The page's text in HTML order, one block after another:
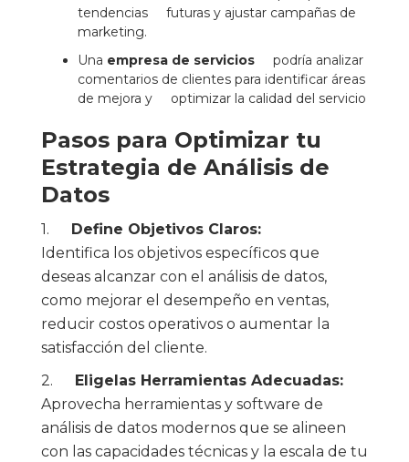
tendencias futuras y ajustar campañas de
marketing.
Una empresa de serviciospodría analizar
comentarios de clientes para identificar áreas
de mejora y optimizar la calidad del servicio
Pasos para Optimizar tu
Estrategia de Análisis de
Datos
1.
Define Objetivos Claros:
Identifica los objetivos específicos que
deseas alcanzar con el análisis de datos,
como mejorar el desempeño en ventas,
reducir costos operativos o aumentar la
satisfacción del cliente.
2.
Eligelas Herramientas Adecuadas:
Aprovecha herramientas y software de
análisis de datos modernos que se alineen
con las capacidades técnicas y la escala de tu